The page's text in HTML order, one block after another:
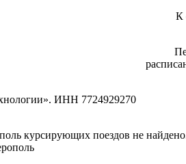
К
ИНН 7724929270
курсирующих поездов не